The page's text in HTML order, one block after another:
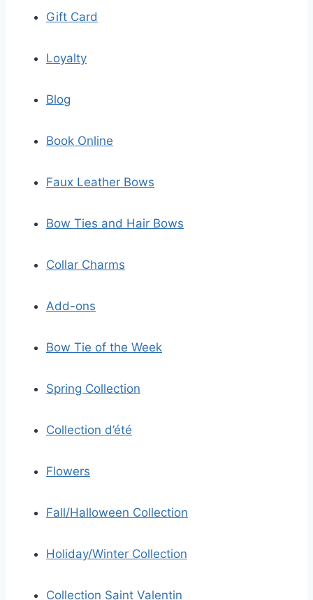
Gift Card
Loyalty
Blog
Book Online
Faux Leather Bows
Bow Ties and Hair Bows
Collar Charms
Add-ons
Bow Tie of the Week
Spring Collection
Collection d’été
Flowers
Fall/Halloween Collection
Holiday/Winter Collection
Collection Saint Valentin